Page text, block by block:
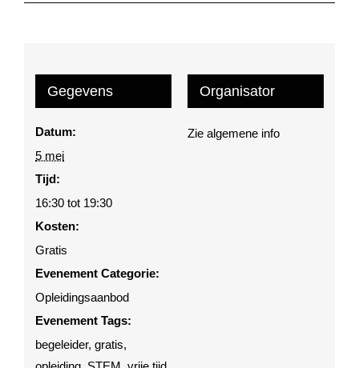
Gegevens
Datum:
5 mei
Tijd:
16:30 tot 19:30
Kosten:
Gratis
Evenement Categorie:
Opleidingsaanbod
Evenement Tags:
begeleider,gratis,
Organisator
Zie algemene info